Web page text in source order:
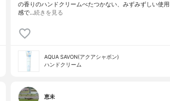
の香りのハンドクリームべたつかない、みずみずしい使用
感で…続きを見る
AQUA SAVON(アクアシャボン)
ハンドクリーム
恵未